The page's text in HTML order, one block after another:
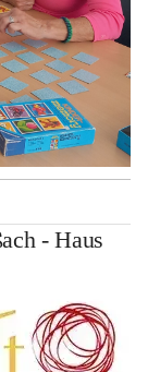
- Haus